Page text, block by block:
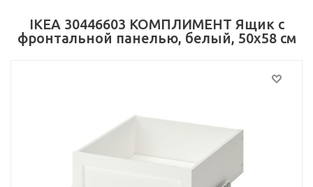
IKEA 30446603 КОМПЛИМЕНТ Ящик с
фронтальной панелью, белый, 50x58 см